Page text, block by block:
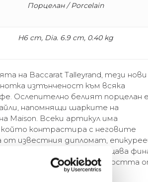
Порцелан / Porcelain
H6 cm, Dia. 6.9 cm, 0.40 kg
на Baccarat Talleyrand, тези нови
изтънченост към всяка
Ослепително белият порцелан е
напомнящи шарките на
Maison. Всеки артикул има
контрастира с неговите
от известния дипломат,
Talleyrand въплъщава
увековечава радостта